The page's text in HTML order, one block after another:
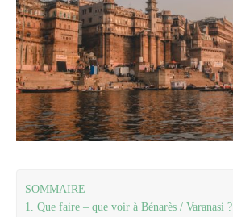
SOMMAIRE
1. Que faire – que voir à Bénarès / Varanasi ?